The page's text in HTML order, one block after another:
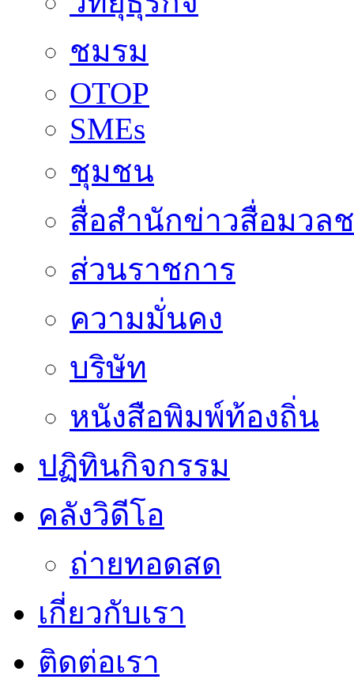
ชมรม
OTOP
SMEs
ชุมชน
สื่อสำนักข่าวสื่อมวล
ส่วนราชการ
ความมั่นคง
บริษัท
หนังสือพิมพ์ท้องถิ่น
ปฏิทินกิจกรรม
คลังวิดีโอ
ถ่ายทอดสด
เกี่ยวกับเรา
ติดต่อเรา